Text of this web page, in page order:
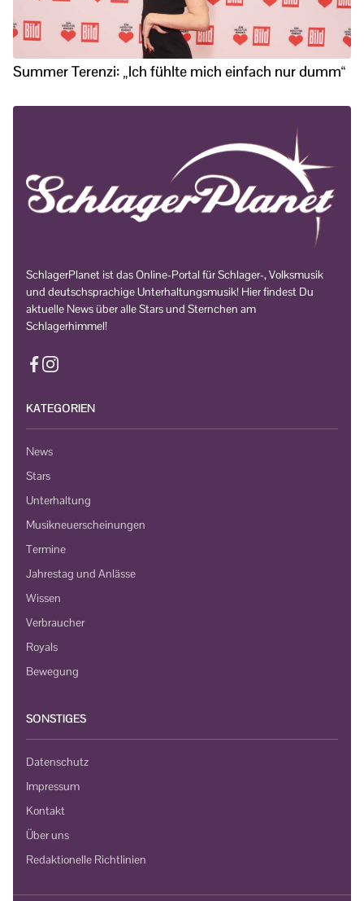
Summer Terenzi: „Ich fühlte mich einfach nur dumm“
SchlagerPlanet ist das Online-Portal für Schlager-, Volksmusik
und deutschsprachige Unterhaltungsmusik! Hier findest Du
aktuelle News über alle Stars und Sternchen am
Schlagerhimmel!
KATEGORIEN
News
Stars
Unterhaltung
Musikneuerscheinungen
Termine
Jahrestag und Anlässe
Wissen
Verbraucher
Royals
Bewegung
SONSTIGES
Datenschutz
Impressum
Kontakt
Über uns
Redaktionelle Richtlinien